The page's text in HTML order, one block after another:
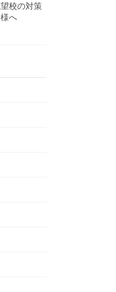
校の対策
へ